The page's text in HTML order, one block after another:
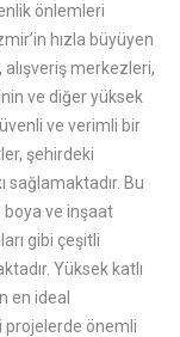
önlemleri
hızla büyüyen
alışveriş merkezleri,
ve diğer yüksek
ve verimli bir
şehirdeki
sağlamaktadır. Bu
boya ve inşaat
gibi çeşitli
Yüksek katlı
en ideal
projelerde önemli